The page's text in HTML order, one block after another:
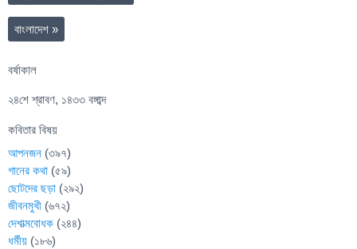
বাংলাদেশ »
বর্ষাকাল
২৪শে শ্রাবণ, ১৪৩৩ বঙ্গাব্দ
কবিতার বিষয়
আপনজন (৩৯৭)
গানের কথা (৫৯)
ছোটদের ছড়া (২৯২)
জীবনমুখী (৬৭২)
দেশাত্মবোধক (২৪৪)
ধর্মীয় (১৮৬)